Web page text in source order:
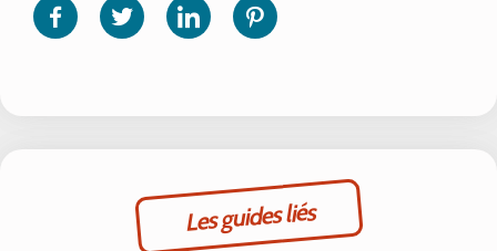
sur sur sur
Les guides liés